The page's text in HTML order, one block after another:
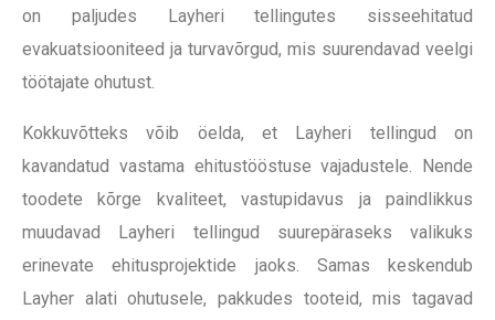
on paljudes Layheri tellingutes sisseehitatud
evakuatsiooniteed ja turvavõrgud, mis suurendavad veelgi
töötajate ohutust.
Kokkuvõtteks võib öelda, et Layheri tellingud on
kavandatud vastama ehitustööstuse vajadustele. Nende
toodete kõrge kvaliteet, vastupidavus ja paindlikkus
muudavad Layheri tellingud suurepäraseks valikuks
erinevate ehitusprojektide jaoks. Samas keskendub
Layher alati ohutusele, pakkudes tooteid, mis tagavad